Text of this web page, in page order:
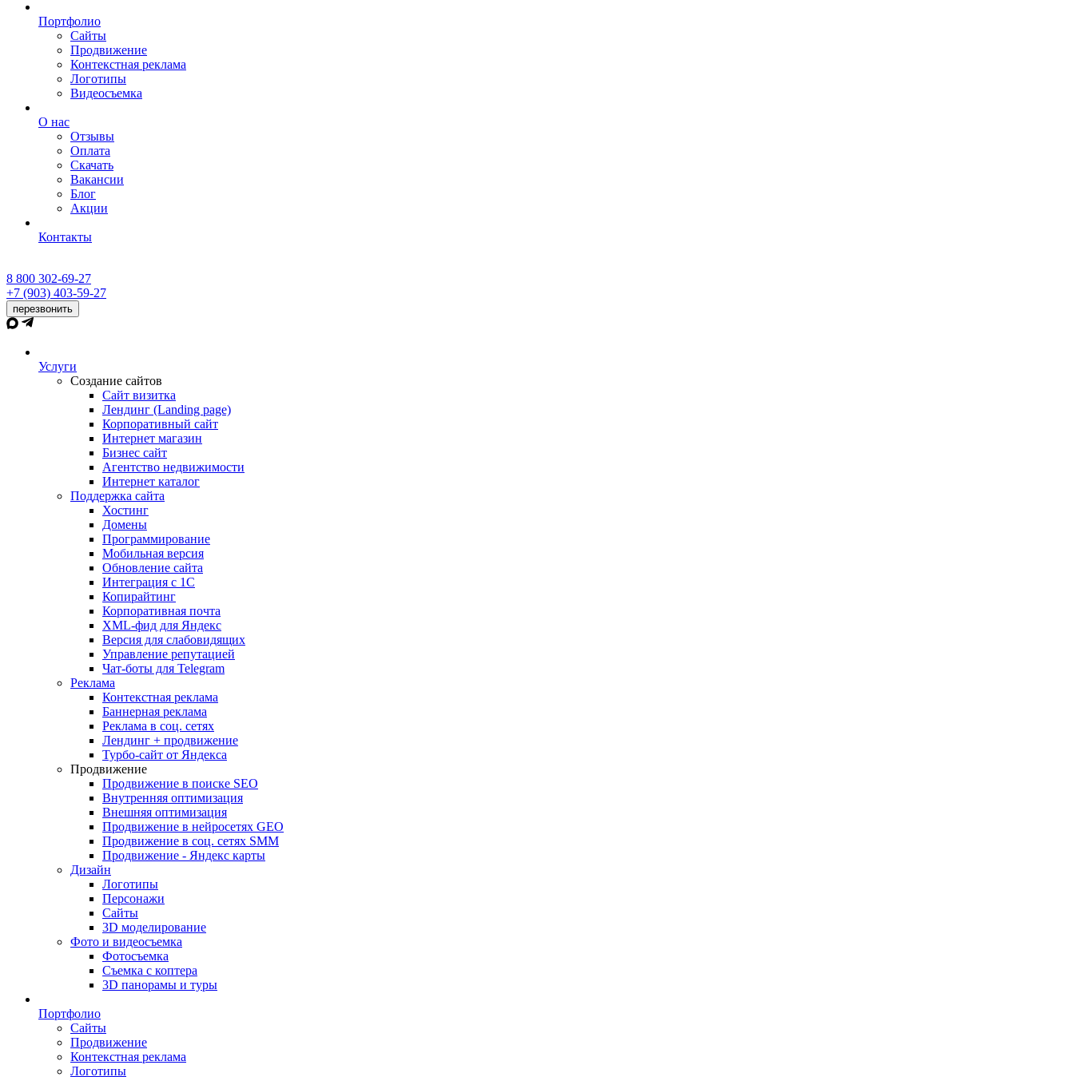
Портфолио
Сайты
Продвижение
Контекстная реклама
Логотипы
Видеосъемка
О нас
Отзывы
Оплата
Скачать
Вакансии
Блог
Акции
Контакты
8 800 302-69-27
+7 (903) 403-59-27
перезвонить
Услуги
Создание сайтов
Сайт визитка
Лендинг (Landing page)
Корпоративный сайт
Интернет магазин
Бизнес сайт
Агентство недвижимости
Интернет каталог
Поддержка сайта
Хостинг
Домены
Программирование
Мобильная версия
Обновление сайта
Интеграция с 1С
Копирайтинг
Корпоративная почта
XML-фид для Яндекс
Версия для слабовидящих
Управление репутацией
Чат-боты для Telegram
Реклама
Контекстная реклама
Баннерная реклама
Реклама в соц. сетях
Лендинг + продвижение
Турбо-сайт от Яндекса
Продвижение
Продвижение в поиске SEO
Внутренняя оптимизация
Внешняя оптимизация
Продвижение в нейросетях GEO
Продвижение в соц. сетях SMM
Продвижение - Яндекс карты
Дизайн
Логотипы
Персонажи
Сайты
3D моделирование
Фото и видеосъемка
Фотосъемка
Съемка с коптера
3D панорамы и туры
Портфолио
Сайты
Продвижение
Контекстная реклама
Логотипы